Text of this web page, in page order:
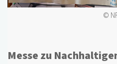
©
Messe zu